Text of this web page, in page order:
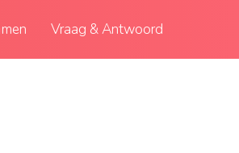
Vraag & Antwoord